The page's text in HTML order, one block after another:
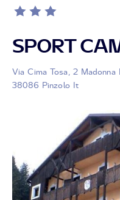
SPORT
Via Cima Tosa, 2 Madonna
38086 Pinzolo It